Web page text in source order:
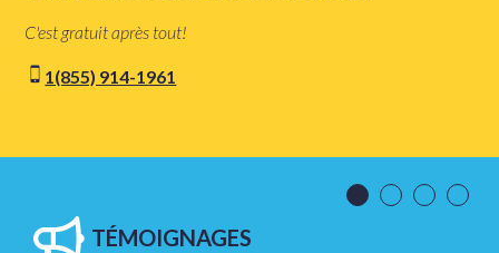
C'est gratuit après tout!
1(855) 914-1961
TÉMOIGNAGES